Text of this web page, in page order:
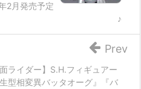
2月発売予定
♪
面ライダー】S.H.フィギュアー
型相変異バッタオーグ』『バ
Prev